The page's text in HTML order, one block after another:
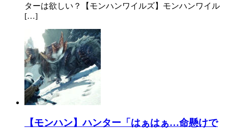
ターは欲しい？【モンハンワイルズ】モンハンワイル
[…]
【モンハン】ハンター「はぁはぁ…命懸けで